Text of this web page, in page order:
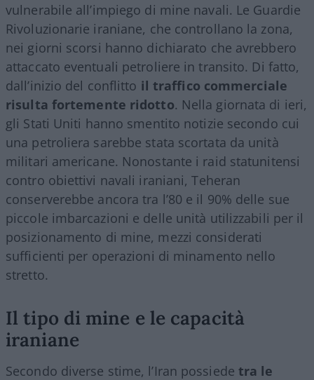
vulnerabile all’impiego di mine navali. Le Guardie
Rivoluzionarie iraniane, che controllano la zona,
nei giorni scorsi hanno dichiarato che avrebbero
attaccato eventuali petroliere in transito. Di fatto,
dall’inizio del conflitto il traffico commerciale
risulta fortemente ridotto. Nella giornata di ieri,
gli Stati Uniti hanno smentito notizie secondo cui
una petroliera sarebbe stata scortata da unità
militari americane. Nonostante i raid statunitensi
contro obiettivi navali iraniani, Teheran
conserverebbe ancora tra l’80 e il 90% delle sue
piccole imbarcazioni e delle unità utilizzabili per il
posizionamento di mine, mezzi considerati
sufficienti per operazioni di minamento nello
stretto.
Il tipo di mine e le capacità
iraniane
Secondo diverse stime, l’Iran possiede tra le